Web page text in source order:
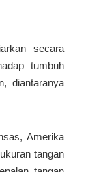
secara
tumbuh
diantaranya
Amerika
tangan